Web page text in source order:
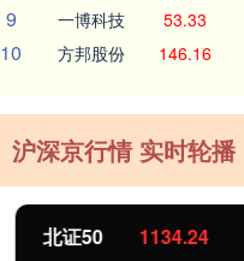
9 一博科技 53.33
10 方邦股份 146.16
沪深京行情 实时轮播
北证50 1134.24